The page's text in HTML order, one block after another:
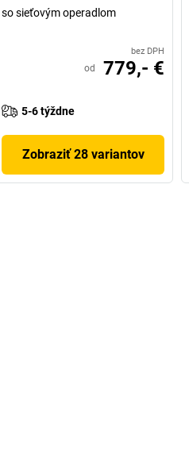
so sieťovým operadlom
bez DPH
od 779,- €
5-6 týždne
Zobraziť 28 variantov